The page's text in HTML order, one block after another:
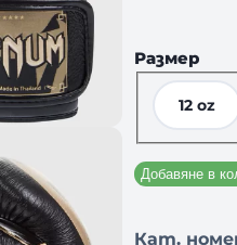
Размер
12 oz
Добавяне в
Кат.